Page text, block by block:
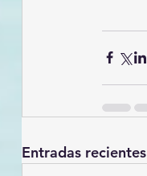
Entradas recientes